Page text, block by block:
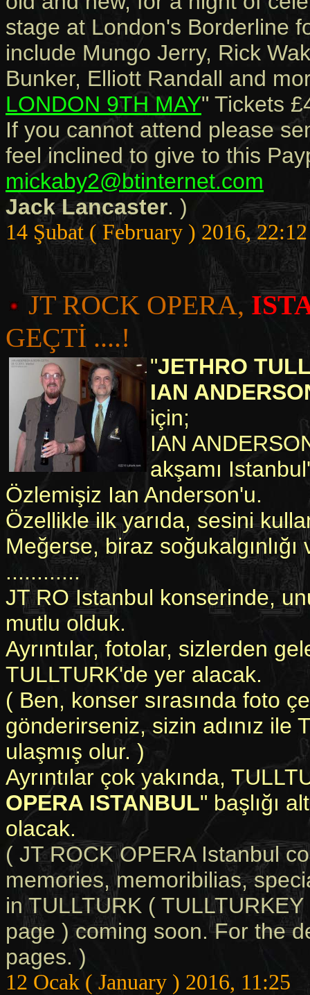
stage at London's Borderline
include Mungo Jerry, Rick
Bunker, Elliott Randall and
LONDON 9TH MAY" Tickets
If you cannot attend please
feel inclined to give to this
mickaby2@btinternet.com
Jack Lancaster. )
14 Şubat ( February ) 2016, 22:12
JT ROCK OPERA,
GEÇTİ ....!
"JETHRO
IAN
için;
IAN
akşamı
Özlemişiz Ian Anderson'u.
Özellikle ilk yarıda, sesini
Meğerse, biraz
............
JT RO Istanbul konserinde,
mutlu olduk.
Ayrıntılar, fotolar, sizlerden
TULLTURK'de yer alacak.
( Ben, konser sırasında foto
gönderirseniz, sizin adınız ile
ulaşmış olur. )
Ayrıntılar çok yakında,
OPERA ISTANBUL" başlığı
olacak.
( JT ROCK OPERA Istanbul
memories, memoribilias,
in TULLTURK ( TULLTURKEY
page ) coming soon. For the
pages. )
12 Ocak ( January ) 2016, 11:25